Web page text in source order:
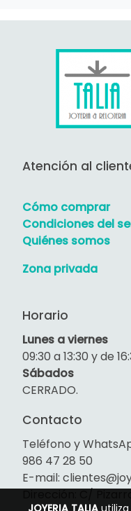
Atención al
Cómo comprar
Condiciones del
Quiénes somos
Zona privada
Horario
Lunes a viernes
09:30 a 13:30 y de
Sábados
CERRADO.
Contacto
Teléfono y
986 47 28 50
E-mail:
JOYERIA TALIA